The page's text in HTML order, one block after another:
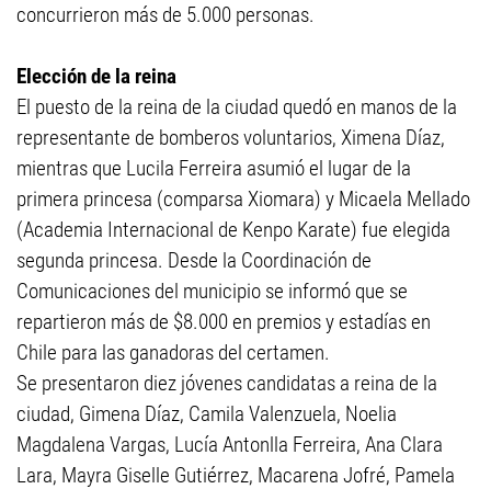
concurrieron más de 5.000 personas.
Elección de la reina
El puesto de la reina de la ciudad quedó en manos de la
representante de bomberos voluntarios, Ximena Díaz,
mientras que Lucila Ferreira asumió el lugar de la
primera princesa (comparsa Xiomara) y Micaela Mellado
(Academia Internacional de Kenpo Karate) fue elegida
segunda princesa. Desde la Coordinación de
Comunicaciones del municipio se informó que se
repartieron más de $8.000 en premios y estadías en
Chile para las ganadoras del certamen.
Se presentaron diez jóvenes candidatas a reina de la
ciudad, Gimena Díaz, Camila Valenzuela, Noelia
Magdalena Vargas, Lucía Antonlla Ferreira, Ana Clara
Lara, Mayra Giselle Gutiérrez, Macarena Jofré, Pamela